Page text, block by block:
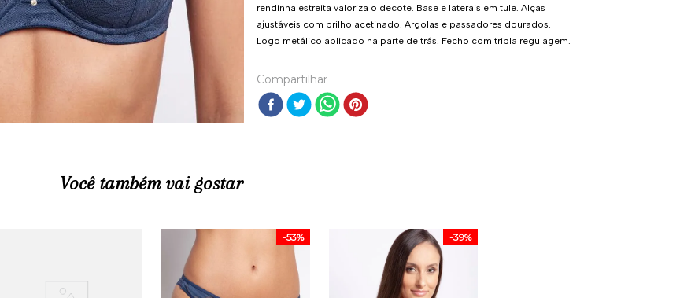
rendinha estreita valoriza o decote. Base e laterais em tule. Alças
ajustáveis com brilho acetinado. Argolas e passadores dourados.
Logo metálico aplicado na parte de trás. Fecho com tripla regulagem.
Compartilhar
Você também vai gostar
-53% -39%